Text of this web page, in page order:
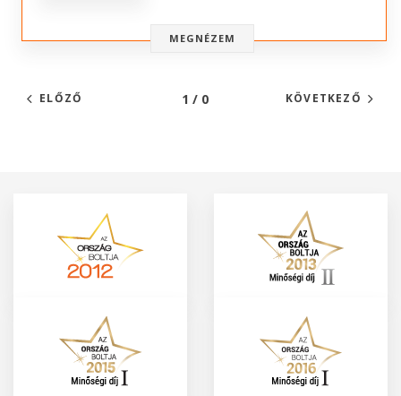
MEGNÉZEM
ELŐZŐ 1 / 0 KÖVETKEZŐ